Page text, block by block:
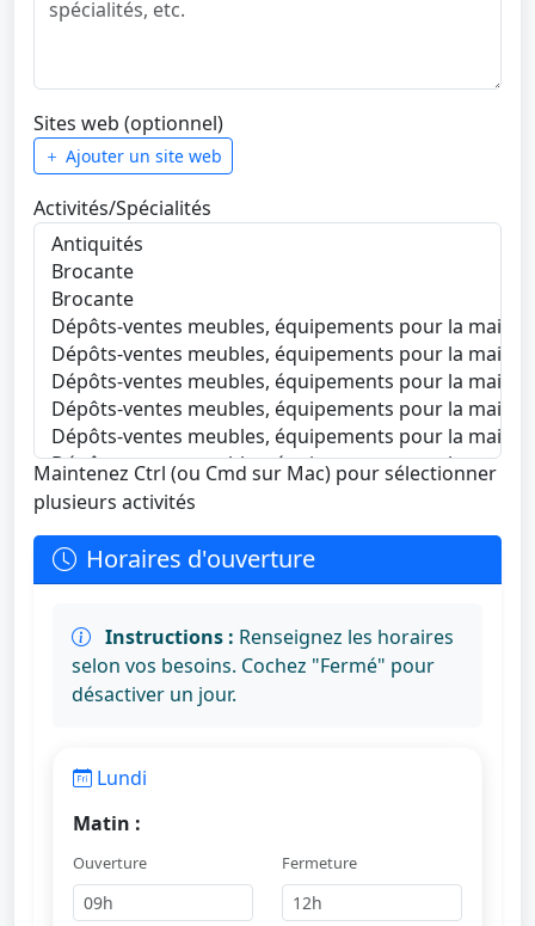
Sites web (optionnel)
Ajouter un site web
Activités/Spécialités
Maintenez Ctrl (ou Cmd sur Mac) pour sélectionner
plusieurs activités
Horaires d'ouverture
Instructions : Renseignez les horaires
selon vos besoins. Cochez "Fermé" pour
désactiver un jour.
Lundi
Matin :
Ouverture Fermeture